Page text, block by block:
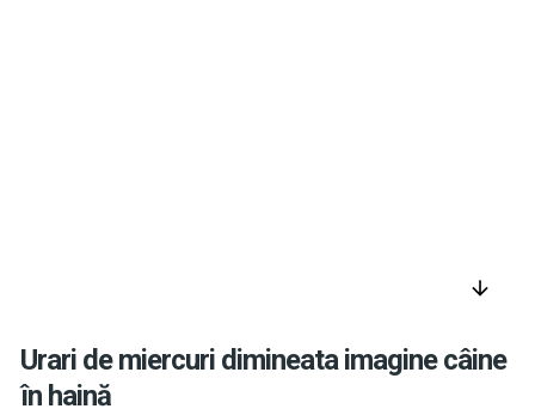
arrow_downward
Urari de miercuri dimineata imagine câine
în haină